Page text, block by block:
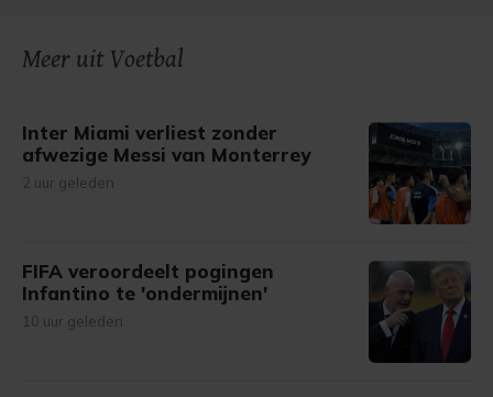
Meer uit Voetbal
Inter Miami verliest zonder
afwezige Messi van Monterrey
2 uur geleden
FIFA veroordeelt pogingen
Infantino te 'ondermijnen'
10 uur geleden